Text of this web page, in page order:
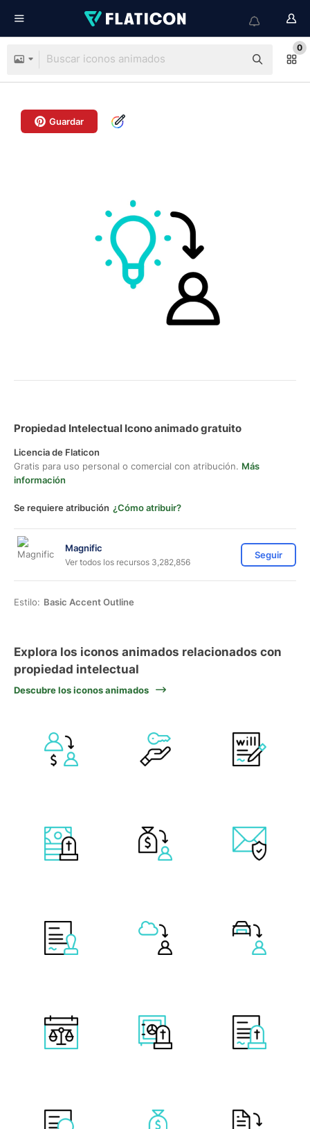
0
Guardar
Propiedad Intelectual Icono animado gratuito
Licencia de Flaticon
Gratis para uso personal o comercial con atribución. Más
información
Se requiere atribución ¿Cómo atribuir?
Magnific
Ver todos los recursos 3,282,856
Seguir
Estilo: Basic Accent Outline
Explora los iconos animados relacionados con
propiedad intelectual
Descubre los iconos animados